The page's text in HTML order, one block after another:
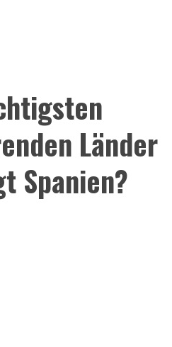
Länder
Spanien?